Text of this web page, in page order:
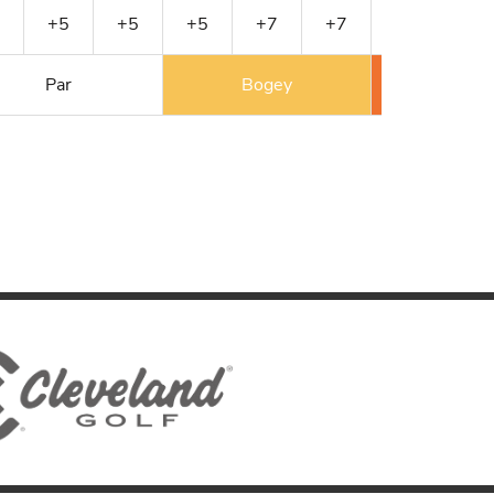
+5 +5 +5 +7 +7
Par Bogey